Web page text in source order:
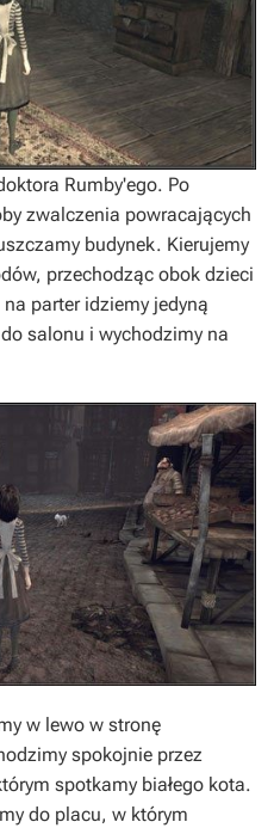
Rumby'ego. Po
zwalczenia powracających
budynek. Kierujemy
przechodząc obok dzieci
parter idziemy jedyną
salonu i wychodzimy na
w lewo w stronę
spokojnie przez
spotkamy białego kota.
do placu, w którym